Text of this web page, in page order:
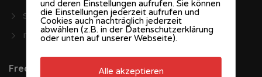
Stepstone.at
IT Stellen
Frequently Asked Questions
und deren Einstellungen aufrufen. Sie können
die Einstellungen jederzeit aufrufen und
Cookies auch nachträglich jederzeit
abwählen (z.B. in der Datenschutzerklärung
oder unten auf unserer Webseite).
Alle akzeptieren